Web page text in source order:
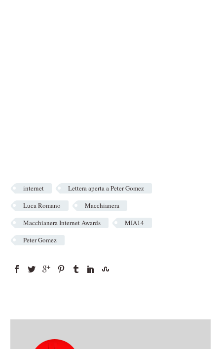
internet
Lettera aperta a Peter Gomez
Luca Romano
Macchianera
Macchianera Internet Awards
MIA14
Peter Gomez